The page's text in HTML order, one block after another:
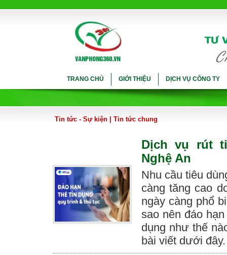
TRANG CHỦ GIỚI THIỆU DỊCH VỤ CÔNG TY
Tin tức - Sự kiện Tin tức chung
Dịch vụ rút
Nghệ An
Nhu cầu tiêu
càng tăng cao
ngày càng phổ
sao nên đáo
dụng như thế
bài viết dưới đây.